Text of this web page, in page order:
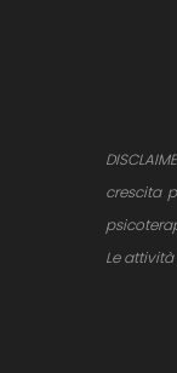
crescita
Le